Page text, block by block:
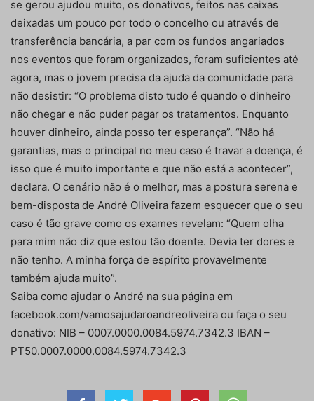
se gerou ajudou muito, os donativos, feitos nas caixas
deixadas um pouco por todo o concelho ou através de
transferência bancária, a par com os fundos angariados
nos eventos que foram organizados, foram suficientes até
agora, mas o jovem precisa da ajuda da comunidade para
não desistir: “O problema disto tudo é quando o dinheiro
não chegar e não puder pagar os tratamentos. Enquanto
houver dinheiro, ainda posso ter esperança”. “Não há
garantias, mas o principal no meu caso é travar a doença, é
isso que é muito importante e que não está a acontecer”,
declara. O cenário não é o melhor, mas a postura serena e
bem-disposta de André Oliveira fazem esquecer que o seu
caso é tão grave como os exames revelam: “Quem olha
para mim não diz que estou tão doente. Devia ter dores e
não tenho. A minha força de espírito provavelmente
também ajuda muito”.
Saiba como ajudar o André na sua página em
facebook.com/vamosajudaroandreoliveira ou faça o seu
donativo: NIB – 0007.0000.0084.5974.7342.3 IBAN –
PT50.0007.0000.0084.5974.7342.3